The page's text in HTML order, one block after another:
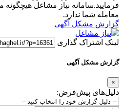
فرمایید.سامانه نیاز مشاغل هیچگونه
معامله شما ندارد.
گزارش مشکل آگهی
لینک اشتراک گذاری
گزارش مشکل آگهی
×
دلیل‌های پیش‌فرض: